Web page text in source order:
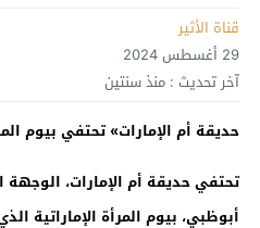
قناة الأثير
29 أغسطس 2024
آخر تحديث : منذ سنتين
حديقة أم الإمارات» تحتفي بيوم
تحتفي حديقة أم الإمارات،